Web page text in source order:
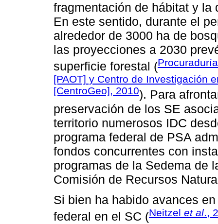
fragmentación de hábitat y la
En este sentido, durante el
alrededor de 3000 ha de
las proyecciones a 2030
superficie forestal (
[PAOT] y Centro de Investigación
[CentroGeo], 2010). Para
preservación de los SE
territorio numerosos IDC
programa federal de PSA
fondos concurrentes con
programas de la Sedema de
Comisión de Recursos
Si bien ha habido avances
federal en el SC (Neitzel et al.,